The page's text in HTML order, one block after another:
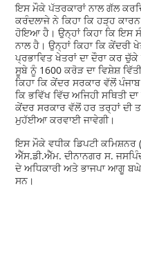
ਇਸ ਮੌਕੇ ਪੱਤਰਕਾਰਾਂ ਨਾਲ ਗੱਲ
ਕਰੰਦਲਾਜੇ ਨੇ ਕਿਹਾ ਕਿ ਹੜ੍ਹ
ਹੋਇਆ ਹੈ। ਉਨ੍ਹਾਂ ਕਿਹਾ ਕਿ ਇਸ
ਨਾਲ ਹੈ। ਉਨ੍ਹਾਂ ਕਿਹਾ ਕਿ ਕੇਂਦਰੀ
ਪ੍ਰਭਾਵਿਤ ਖੇਤਰਾਂ ਦਾ ਦੌਰਾ ਕਰ
ਸੂਬੇ ਨੂੰ 1600 ਕਰੋੜ ਦਾ ਵਿਸ਼ੇਸ਼
ਕਿਹਾ ਕਿ ਕੇਂਦਰ ਸਰਕਾਰ ਵੱਲੋਂ
ਕਿ ਭਵਿੱਖ ਵਿੱਚ ਅਜਿਹੀ ਸਥਿਤੀ
ਕੇਂਦਰ ਸਰਕਾਰ ਵੱਲੋਂ ਹਰ ਤਰ੍ਹਾਂ ਦੀ
ਮੁਹੱਈਆ ਕਰਵਾਈ ਜਾਵੇਗੀ।
ਇਸ ਮੌਕੇ ਵਧੀਕ ਡਿਪਟੀ ਕਮਿਸ਼ਨਰ
ਐੱਸ.ਡੀ.ਐੱਮ. ਦੀਨਾਨਗਰ ਸ.
ਦੇ ਅਧਿਕਾਰੀ ਅਤੇ ਭਾਜਪਾ ਆਗੂ
ਸਨ।